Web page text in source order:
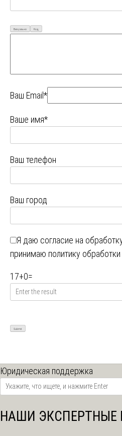
Визуально Код
Ваш Email*
Ваше имя*
Ваш телефон
Ваш город
Я даю согласие на
принимаю политику
17+0=
Юридическая поддержка
НАШИ